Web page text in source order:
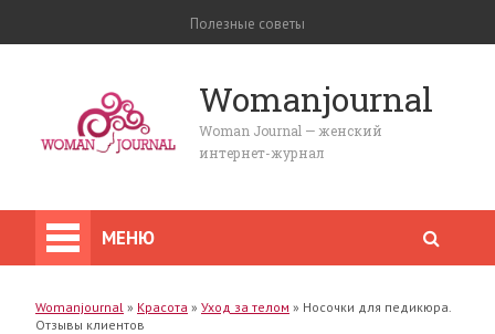
Полезные советы
Womanjournal
Woman Journal — женский
интернет-журнал
МЕНЮ
Womanjournal » Красота » Уход за телом » Носочки для педикюра.
Отзывы клиентов